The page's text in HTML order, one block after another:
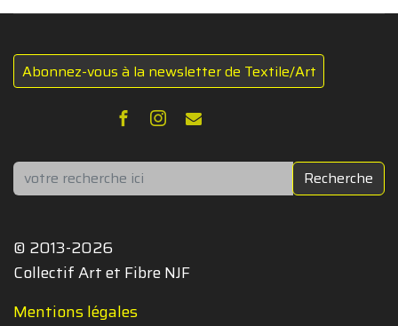
Abonnez-vous à la newsletter de Textile/Art
Rechercher Recherche
© 2013-2026
Collectif Art et Fibre NJF
Mentions légales